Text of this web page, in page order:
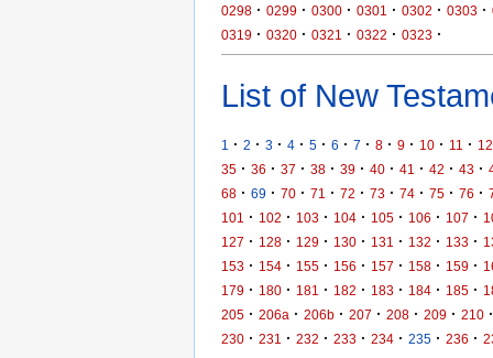
0298 · 0299 · 0300 · 0301 · 0302 · 0303 ·
0319 · 0320 · 0321 · 0322 · 0323 ·
List of New
1 · 2 · 3 · 4 · 5 · 6 · 7 · 8 · 9 · 10 · 11 · 12
35 · 36 · 37 · 38 · 39 · 40 · 41 · 42 · 43 ·
68 · 69 · 70 · 71 · 72 · 73 · 74 · 75 · 76 ·
101
· 102 · 103 · 104 · 105 · 106 · 107 ·
127 · 128 · 129 · 130 · 131 · 132 · 133 ·
153 · 154 · 155 · 156 · 157 · 158 · 159 ·
179 · 180 · 181 · 182 · 183 · 184 · 185 ·
205 · 206a · 206b · 207 · 208 · 209 · 210 ·
230 · 231 · 232 · 233 · 234 · 235 · 236 ·